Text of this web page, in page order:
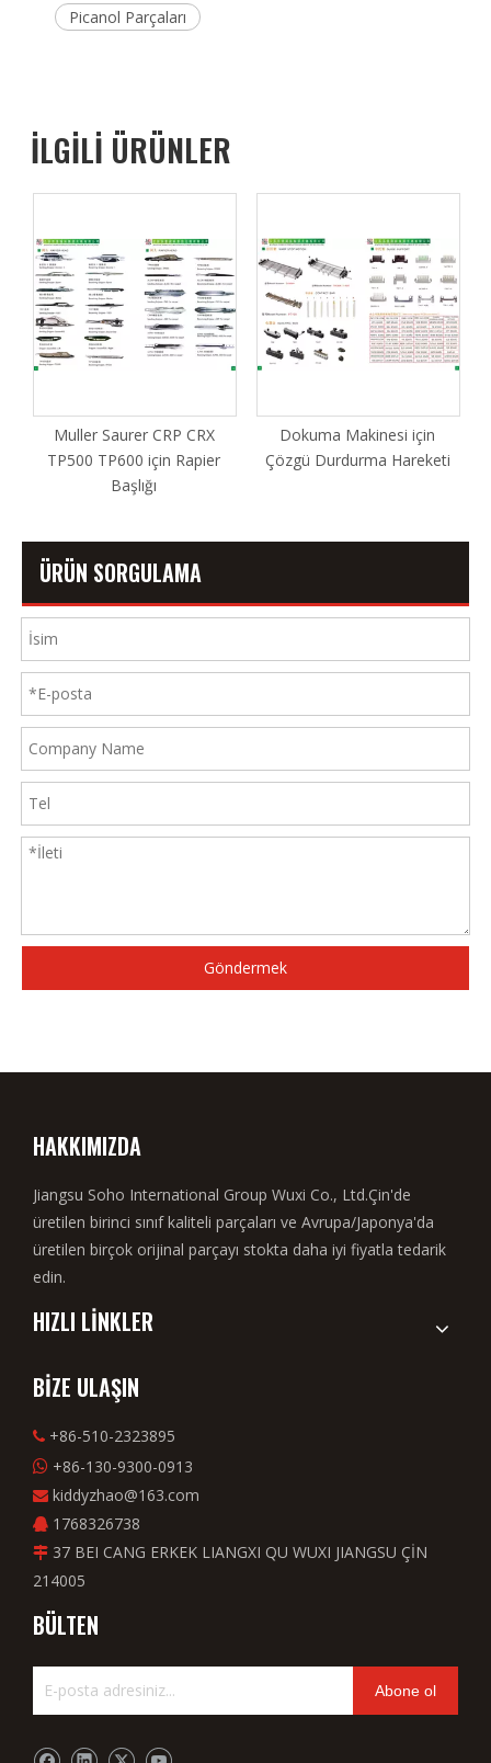
Picanol Parçaları
İLGİLİ ÜRÜNLER
Muller Saurer CRP CRX
TP500 TP600 için Rapier
Başlığı
Dokuma Makinesi için
Çözgü Durdurma Hareketi
ÜRÜN SORGULAMA
Göndermek
HAKKIMIZDA
Jiangsu Soho International Group Wuxi Co., Ltd.Çin'de
üretilen birinci sınıf kaliteli parçaları ve Avrupa/Japonya'da
üretilen birçok orijinal parçayı stokta daha iyi fiyatla tedarik
edin.
HIZLI LİNKLER
BİZE ULAŞIN
 +86-510-2323895
 +86-130-9300-0913
 kiddyzhao@163.com
 1768326738
 37 BEI CANG ERKEK LIANGXI QU WUXI JIANGSU ÇİN
214005
BÜLTEN
Abone ol